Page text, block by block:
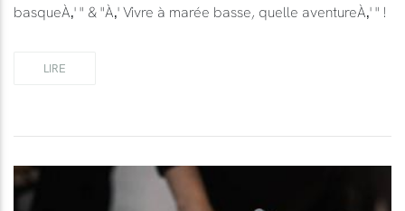
basqueÀ‚' " & "À‚' Vivre à marée basse, quelle aventureÀ‚' " !
LIRE